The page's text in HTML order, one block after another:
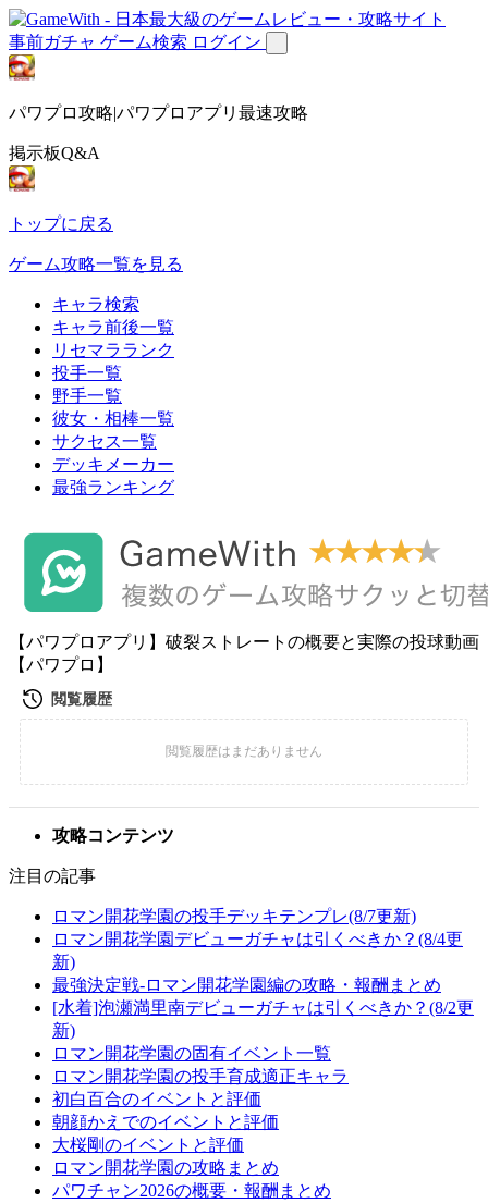
事前ガチャ ゲーム検索 ログイン
パワプロ攻略|パワプロアプリ最速攻略
掲示板Q&A
トップに戻る
ゲーム攻略一覧を見る
キャラ検索
キャラ前後一覧
リセマラランク
投手一覧
野手一覧
彼女・相棒一覧
サクセス一覧
デッキメーカー
最強ランキング
【パワプロアプリ】破裂ストレートの概要と実際の投球動画
【パワプロ】
攻略コンテンツ
注目の記事
ロマン開花学園の投手デッキテンプレ(8/7更新)
ロマン開花学園デビューガチャは引くべきか？(8/4更
新)
最強決定戦-ロマン開花学園編の攻略・報酬まとめ
[水着]泡瀬満里南デビューガチャは引くべきか？(8/2更
新)
ロマン開花学園の固有イベント一覧
ロマン開花学園の投手育成適正キャラ
初白百合のイベントと評価
朝顔かえでのイベントと評価
大桜剛のイベントと評価
ロマン開花学園の攻略まとめ
パワチャン2026の概要・報酬まとめ